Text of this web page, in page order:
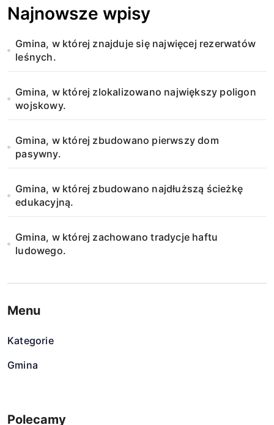
Najnowsze wpisy
Gmina, w której znajduje się najwięcej rezerwatów
leśnych.
Gmina, w której zlokalizowano największy poligon
wojskowy.
Gmina, w której zbudowano pierwszy dom
pasywny.
Gmina, w której zbudowano najdłuższą ścieżkę
edukacyjną.
Gmina, w której zachowano tradycje haftu
ludowego.
Menu
Kategorie
Gmina
Polecamy